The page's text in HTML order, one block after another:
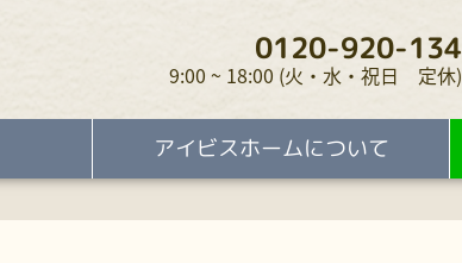
0120-920-134
9:00 ~ 18:00 (火・水・祝日 定休)
アイビスホームについて